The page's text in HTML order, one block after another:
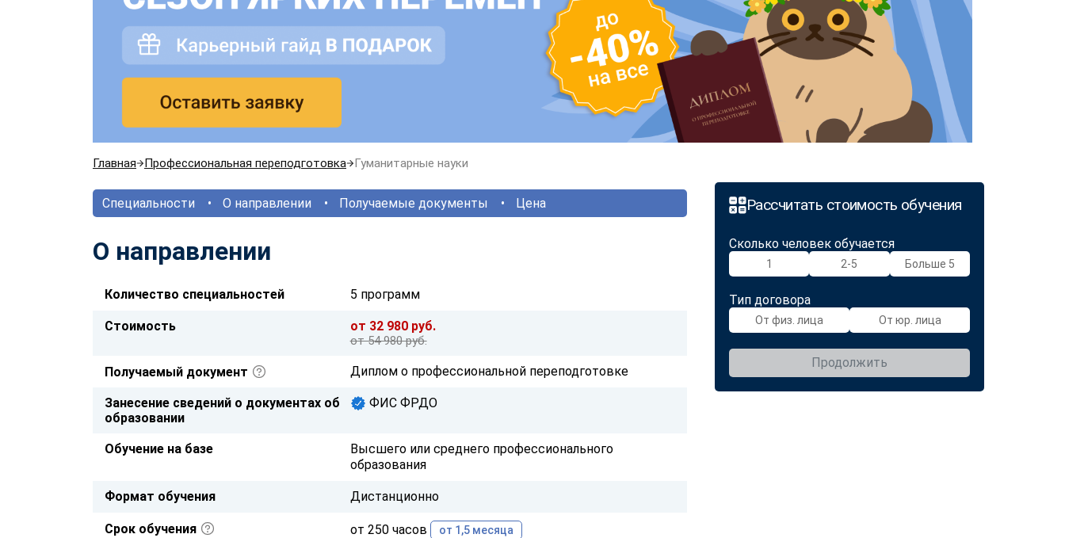
Главная Профессиональная переподготовка Гуманитарные науки
Рассчитать стоимость обучения
Сколько человек обучается
1 2-5 Больше 5
Тип договора
От физ. лица От юр. лица
Продолжить
Специальности О направлении Получаемые документы Цена
О направлении
Количество специальностей 5 программ
Стоимость от 32 980 руб.
от 54 980 руб.
Получаемый документ Диплом о профессиональной переподготовке
Занесение сведений о документах об
образовании
ФИС ФРДО
Обучение на базе
Высшего или среднего профессионального
образования
Формат обучения Дистанционно
Срок обучения от 250 часов от 1,5 месяца